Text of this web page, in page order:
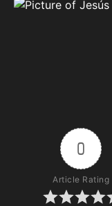
0
Article Rating